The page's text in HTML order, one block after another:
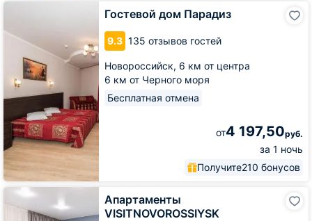
Гостевой дом Парадиз
9.3 135 отзывов гостей
Новороссийск, 6 км от центра
6 км от Черного моря
Бесплатная отмена
от4 197,50руб.
за 1 ночь
Получите210 бонусов
Гостевой
Парадиз
Апартаменты
VISITNOVOROSSIYSK
Апартаменты
VISITNOVOROSSIYSK